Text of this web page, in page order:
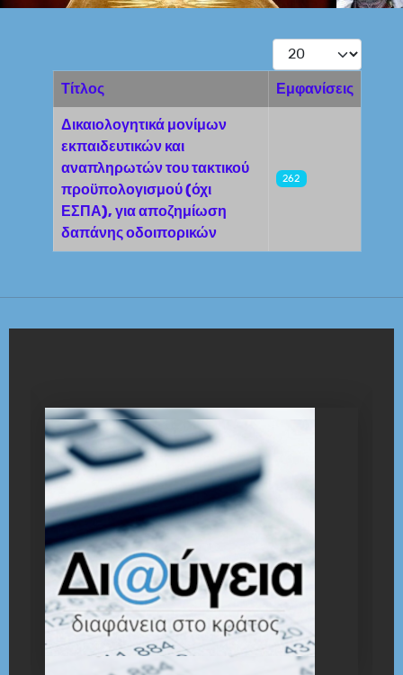
Εμφάνιση #
Άρθρα
Τίτλος
Εμφανίσεις
Δικαιολογητικά μονίμων
εκπαιδευτικών και
αναπληρωτών του τακτικού
προϋπολογισμού (όχι
ΕΣΠΑ), για αποζημίωση
δαπάνης οδοιπορικών
262